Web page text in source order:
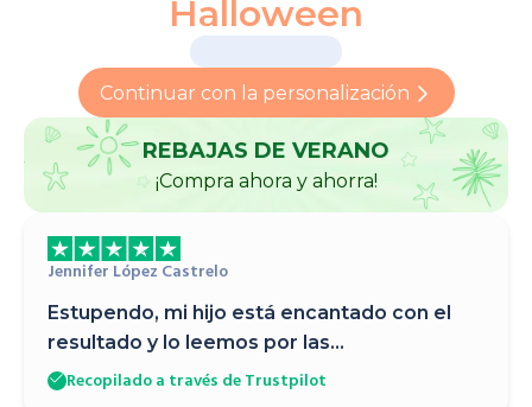
Halloween
Continuar con la personalización
REBAJAS DE VERANO
¡Compra ahora y ahorra!
Jennifer López Castrelo
Estupendo, mi hijo está encantado con el
resultado y lo leemos por las...
Recopilado a través de Trustpilot